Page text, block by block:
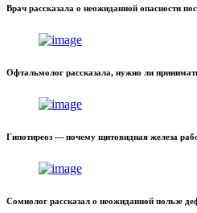
Врач рассказала о неожиданной опасности
Офтальмолог рассказала, нужно ли
Гипотиреоз — почему щитовидная железа
Сомнолог рассказал о неожиданной пользе